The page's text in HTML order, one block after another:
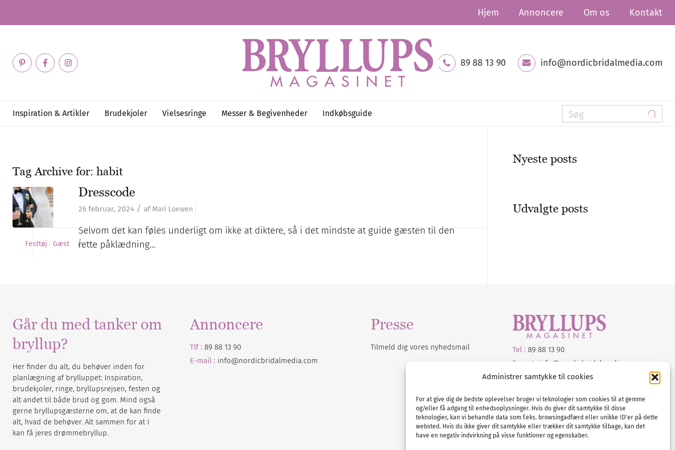
Administrer samtykke til cookies
For at give dig de bedste oplevelser bruger vi teknologier som cookies til at gemme
og/eller få adgang til enhedsoplysninger. Hvis du giver dit samtykke til disse
teknologier, kan vi behandle data som f.eks. browsingadfærd eller unikke ID'er på dette
websted. Hvis du ikke giver dit samtykke eller trækker dit samtykke tilbage, kan det
have en negativ indvirkning på visse funktioner og egenskaber.
Hjem Annoncere Om os Kontakt
89 88 13 90 info@nordicbridalmedia.com
Inspiration & Artikler Brudekjoler Vielsesringe Messer & Begivenheder Indkøbsguide
Tag Archive for: habit
Dresscode
26 februar, 2024 / af Mari Loewen
Selvom det kan føles underligt om ikke at diktere, så i det mindste at guide gæsten til den
rette påklædning…
Festtøj Gæst /
Nyeste posts
Udvalgte posts
Går du med tanker om
bryllup?
Her finder du alt, du behøver inden for
planlægning af brylluppet: Inspiration,
brudekjoler, ringe, bryllupsrejsen, festen og
alt andet til både brud og gom. Mind også
gerne bryllupsgæsterne om, at de kan finde
alt, hvad de behøver. Alt sammen for at I
kan få jeres drømmebryllup.
Annoncere
Tlf : 89 88 13 90
E-mail : info@nordicbridalmedia.com
Presse
Tilmeld dig vores nyhedsmail Tel : 89 88 13 90
E-post: info@nordicbridalmedia.com
Nordic Bridal Media
Org.nr: DK34787271